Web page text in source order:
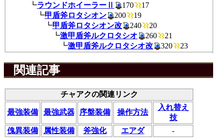
┗ラウンドホイーラーⅡ 170
┗甲盾斧ロタシオン 200
19
┗甲盾斧ロタシオン改 240
┗激甲盾斧ルクロタシオ 260
┗激甲盾斧ルクロタシオ改 320
関連記事
チャアクの関連リンク
最強装備 最強武器 序盤装備 操作方法
入れ替え
技
傀異装備
属性装備 斧強化 エアダ
-